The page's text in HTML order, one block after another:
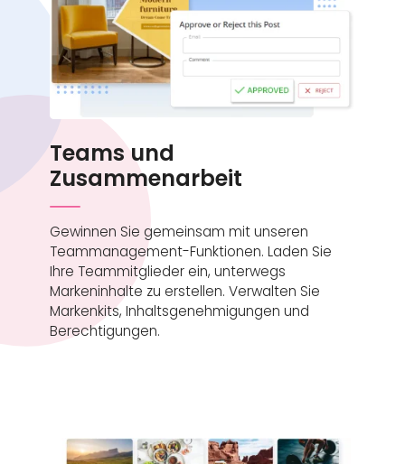
Teams und
Zusammenarbeit
Gewinnen Sie gemeinsam mit unseren
Teammanagement-Funktionen. Laden Sie
Ihre Teammitglieder ein, unterwegs
Markeninhalte zu erstellen. Verwalten Sie
Markenkits, Inhaltsgenehmigungen und
Berechtigungen.